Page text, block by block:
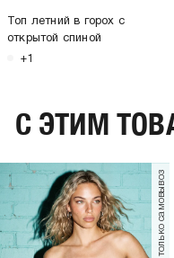
Топ летний в горох с
открытой спиной
+1
C ЭТИМ
только самовывоз